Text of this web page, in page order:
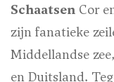
Schaatsen Cor
zijn fanatieke
Middellandse
en Duitsland.